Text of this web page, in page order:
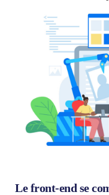
Le front-end se